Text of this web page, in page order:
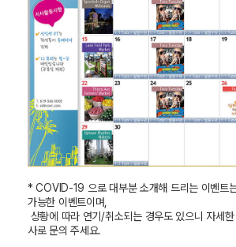
* COVID-19 으로 대부분 소개해 드리는 이벤트
가능한 이벤트이며,
상황에 따라 연기/취소되는 경우도 있으니 자세
사로 문의 주세요.